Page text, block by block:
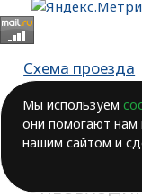
Схема проезда
Лицензия № ЛО-74-01-
Мы используем
они помогают нам
нашим сайтом и